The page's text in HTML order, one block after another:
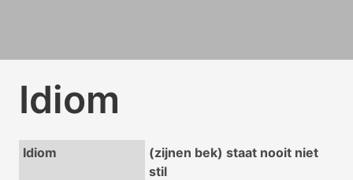
Idiom
Idiom
(zijnen bek) staat nooit niet
stil